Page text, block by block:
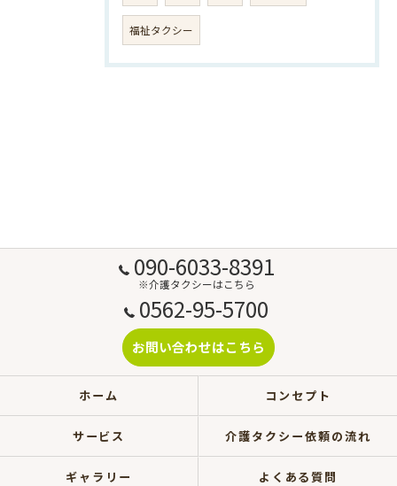
福祉タクシー
090-6033-8391
※介護タクシーはこちら
0562-95-5700
お問い合わせはこちら
ホーム コンセプト
サービス 介護タクシー依頼の流れ
ギャラリー よくある質問